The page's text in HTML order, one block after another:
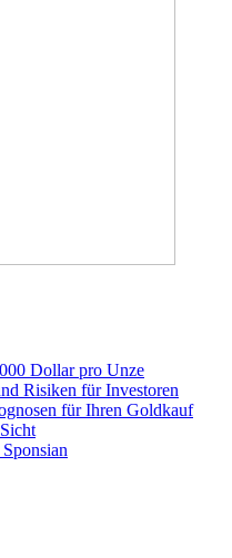
Dollar pro Unze
Risiken für Investoren
für Ihren Goldkauf